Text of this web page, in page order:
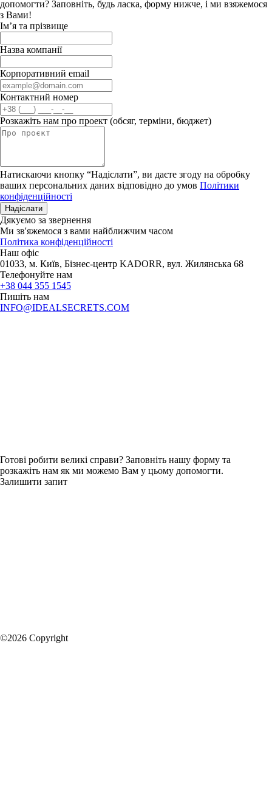
допомогти? Заповніть, будь ласка, форму нижче, і ми взяжемося
з Вами!
Ім’я та прізвище
Назва компанії
Корпоративний email
Контактний номер
Розкажіть нам про проект (обсяг, терміни, бюджет)
Натискаючи кнопку “Надіслати”, ви даєте згоду на обробку
ваших персональних даних відповідно до умов Політики
конфіденційності
Надіслати
Дякуємо за звернення
Ми зв'яжемося з вами найближчим часом
Політика конфіденційності
Наш офіс
01033, м. Київ, Бізнес-центр KADORR, вул. Жилянська 68
Телефонуйте нам
+38 044 355 1545
Пишіть нам
INFO@IDEALSECRETS.COM
Готові робити великі справи? Заповніть нашу форму та
розкажіть нам як ми можемо Вам у цьому допомогти.
Залишити запит
©2026 Copyright